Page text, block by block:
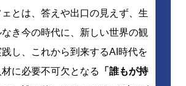
とは、答えや出口の見えず、生
き今の時代に、新しい世界の観
し、これから到来するAI時代を
に必要不可欠となる
「誰もが持